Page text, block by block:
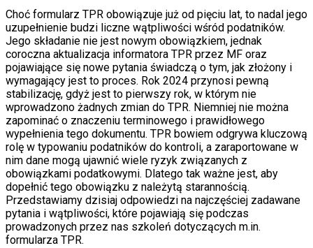
Choć formularz TPR obowiązuje już od pięciu lat, to nadal jego
uzupełnienie budzi liczne wątpliwości wśród podatników.
Jego składanie nie jest nowym obowiązkiem, jednak
coroczna aktualizacja informatora TPR przez MF oraz
pojawiające się nowe pytania świadczą o tym, jak złożony i
wymagający jest to proces. Rok 2024 przynosi pewną
stabilizację, gdyż jest to pierwszy rok, w którym nie
wprowadzono żadnych zmian do TPR. Niemniej nie można
zapominać o znaczeniu terminowego i prawidłowego
wypełnienia tego dokumentu. TPR bowiem odgrywa kluczową
rolę w typowaniu podatników do kontroli, a zaraportowane w
nim dane mogą ujawnić wiele ryzyk związanych z
obowiązkami podatkowymi. Dlatego tak ważne jest, aby
dopełnić tego obowiązku z należytą starannością.
Przedstawiamy dzisiaj odpowiedzi na najczęściej zadawane
pytania i wątpliwości, które pojawiają się podczas
prowadzonych przez nas szkoleń dotyczących m.in.
formularza TPR.